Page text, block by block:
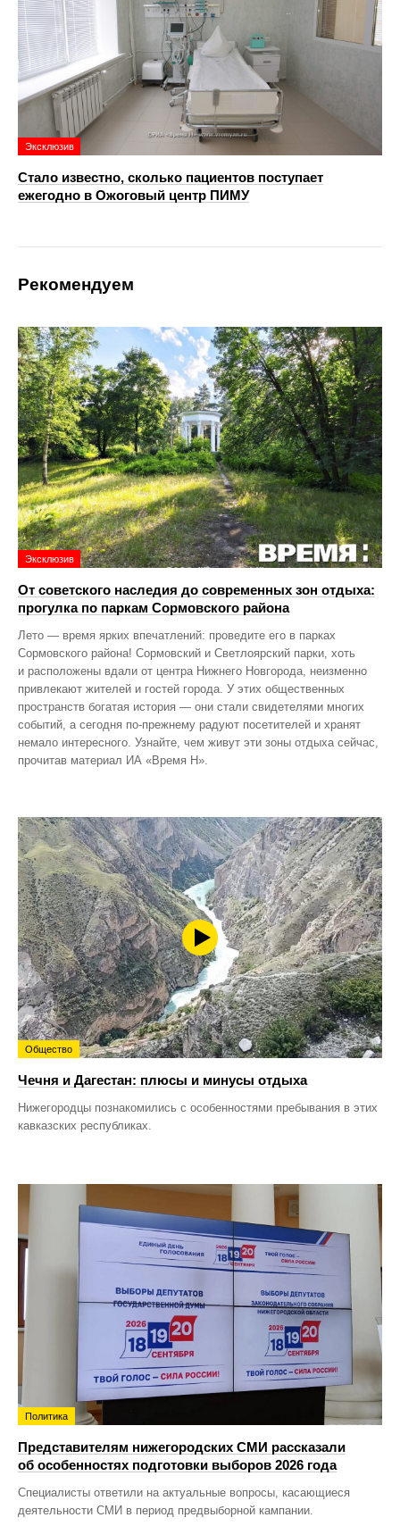
Эксклюзив
Стало известно, сколько пациентов поступает
ежегодно в Ожоговый центр ПИМУ
Рекомендуем
Эксклюзив
От советского наследия до современных зон отдыха:
прогулка по паркам Сормовского района
Лето — время ярких впечатлений: проведите его в парках
Сормовского района! Сормовский и Светлоярский парки, хоть
и расположены вдали от центра Нижнего Новгорода, неизменно
привлекают жителей и гостей города. У этих общественных
пространств богатая история — они стали свидетелями многих
событий, а сегодня по‑прежнему радуют посетителей и хранят
немало интересного. Узнайте, чем живут эти зоны отдыха сейчас,
прочитав материал ИА «Время Н».
Общество
Чечня и Дагестан: плюсы и минусы отдыха
Нижегородцы познакомились с особенностями пребывания в этих
кавказских республиках.
Политика
Представителям нижегородских СМИ рассказали
об особенностях подготовки выборов 2026 года
Специалисты ответили на актуальные вопросы, касающиеся
деятельности СМИ в период предвыборной кампании.